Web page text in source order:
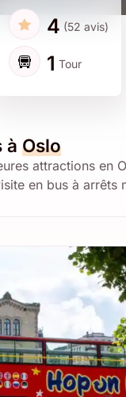
4 (52 avis)
1 Tour
à Oslo
attractions en
en bus à arrêts